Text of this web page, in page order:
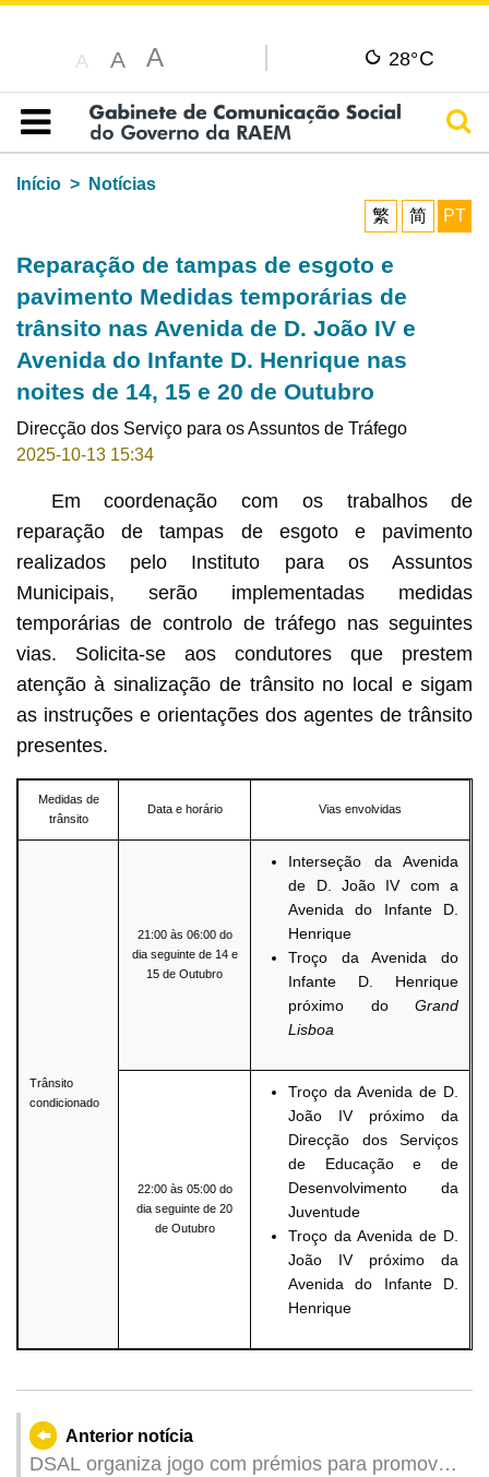
A A A 28°C
Índice
Início
Notícias
繁
简 PT
Reparação de tampas de esgoto e
pavimento Medidas temporárias de
trânsito nas Avenida de D. João IV e
Avenida do Infante D. Henrique nas
noites de 14, 15 e 20 de Outubro
Direcção dos Serviço para os Assuntos de Tráfego
2025-10-13 15:34
Em coordenação com os trabalhos de
reparação de tampas de esgoto e pavimento
realizados pelo Instituto para os Assuntos
Municipais, serão implementadas medidas
temporárias de controlo de tráfego nas seguintes
vias. Solicita-se aos condutores que prestem
atenção à sinalização de trânsito no local e sigam
as instruções e orientações dos agentes de trânsito
presentes.
Medidas de
trânsito
Data e horário Vias envolvidas
Trânsito
condicionado
21:00 às 06:00 do
dia seguinte de 14 e
15 de Outubro
Interseção da Avenida
de D. João IV com a
Avenida do Infante D.
Henrique
Troço da Avenida do
Infante D. Henrique
próximo doGrand
Lisboa
22:00 às 05:00 do
dia seguinte de 20
de Outubro
Troço da Avenida de D.
João IV próximo da
Direcção dos Serviços
de Educação e de
Desenvolvimento da
Juventude
Troço da Avenida de D.
João IV próximo da
Avenida do Infante D.
Henrique
Anterior notícia
DSAL organiza jogo com prémios para promover